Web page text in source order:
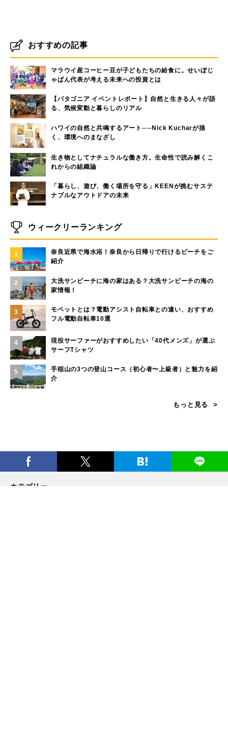
おすすめの記事
マラウイ産コーヒー豆が子どもたちの給食に。せいぼじ
ゃぱん代表が考える未来への投資とは
【パタゴニア イベントレポート】自然と生きる人々が語
る、気候変動と暮らしのリアル
ハワイの自然と共鳴するアート──Nick Kucharが描
く、環境へのまなざし
生き物としてナチュラルな働き方。生命性で読み解くこ
れからの組織論
「暮らし、遊び、働く場所を守る」KEENが挑むサステ
ナブルなアウトドアの未来
ウィークリーランキング
1
奈良近県で海水浴！奈良から日帰りで行けるビーチをご
紹介
2
大洗サンビーチに海の家はある？大洗サンビーチの海の
家情報！
3
モペットとは？電動アシスト自転車との違い、おすすめ
フル電動自転車10選
4
現役サーファーがおすすめしたい「40代メンズ」が選ぶ
サーフTシャツ
5
手稲山の3つの登山コース（初心者〜上級者）と魅力を紹
介
もっと見る
カテゴリー